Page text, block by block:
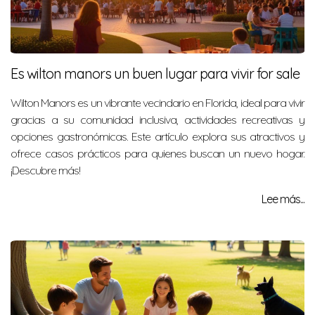
Es wilton manors un buen lugar para vivir for sale
Wilton Manors es un vibrante vecindario en Florida, ideal para vivir
gracias a su comunidad inclusiva, actividades recreativas y
opciones gastronómicas. Este artículo explora sus atractivos y
ofrece casos prácticos para quienes buscan un nuevo hogar.
¡Descubre más!
Lee más...